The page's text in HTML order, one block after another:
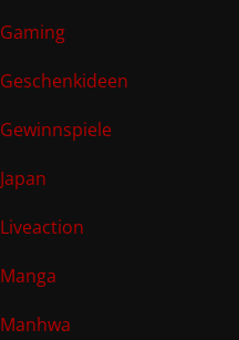
Gaming
Geschenkideen
Gewinnspiele
Japan
Liveaction
Manga
Manhwa